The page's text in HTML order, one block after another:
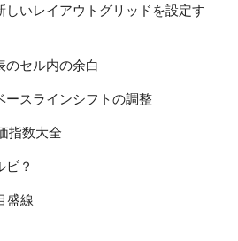
しいレイアウトグリッドを設定す
のセル内の余白
ースラインシフトの調整
指数大全
ビ？
盛線